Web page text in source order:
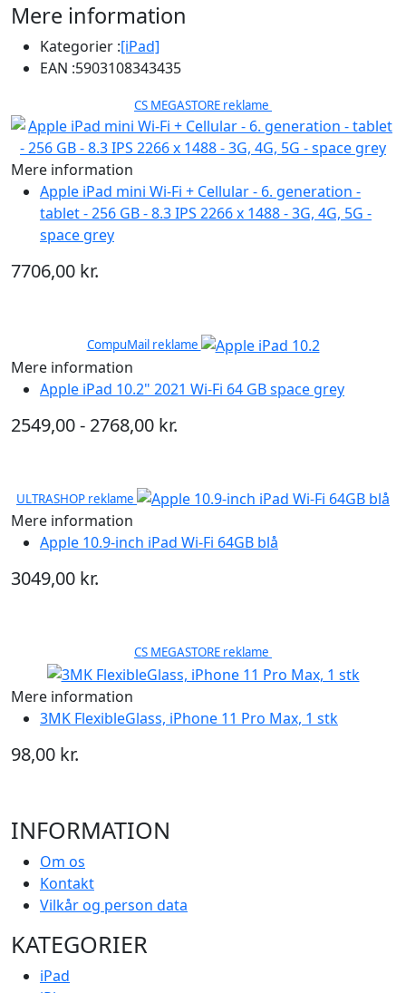
Mere information
Kategorier :[iPad]
EAN :5903108343435
CS MEGASTORE reklame
Mere information
Apple iPad mini Wi-Fi + Cellular - 6. generation -
tablet - 256 GB - 8.3 IPS 2266 x 1488 - 3G, 4G, 5G -
space grey
7706,00 kr.
CompuMail reklame
Mere information
Apple iPad 10.2" 2021 Wi-Fi 64 GB space grey
2549,00 - 2768,00 kr.
ULTRASHOP reklame
Mere information
Apple 10.9-inch iPad Wi-Fi 64GB blå
3049,00 kr.
CS MEGASTORE reklame
Mere information
3MK FlexibleGlass, iPhone 11 Pro Max, 1 stk
98,00 kr.
INFORMATION
Om os
Kontakt
Vilkår og person data
KATEGORIER
iPad